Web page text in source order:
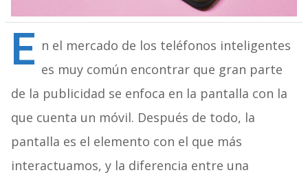
E n el mercado de los teléfonos inteligentes
es muy común encontrar que gran parte
de la publicidad se enfoca en la pantalla con la
que cuenta un móvil. Después de todo, la
pantalla es el elemento con el que más
interactuamos, y la diferencia entre una